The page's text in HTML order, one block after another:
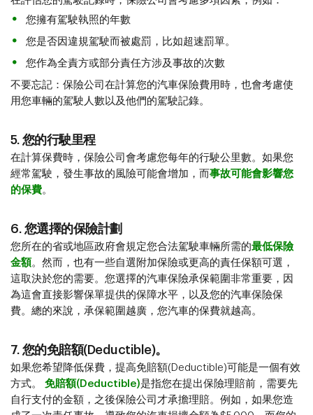
您擁有駕駛執照的年數
您是否因違規駕駛而被處罰，比如超速罰單。
您作為全責方或部分責任方涉及事故的次數
不要忘記：保險公司在計算您的汽車保險費用時，也會考慮使
用您車輛的駕駛人數以及他們的駕駛記錄。
5. 您的行駛里程
在計算保費時，保險公司會考慮您每年的行駛公里數。如果您
經常駕駛，發生事故的風險可能會增加，而事故可能會影響您
的保費。
6. 您選擇的保險計劃
您所在的省或地區政府會規定您合法駕駛車輛所需的最低保險
金額。然而，也有一些自選附加保險或更高的責任保額可選，
這取決於您的需要。您選擇的汽車保險承保範圍非常重要，因
為這會直接影響保單提供的保障水平，以及您的汽車保險保
費。總的來說，承保範圍越廣，您汽車的保費就越高。
7. 您的免賠額(Deductible)。
如果您希望降低保費，提高免賠額(Deductible)可能是一個有效
方式。 免賠額(Deductible)是指您在提出保險理賠前，需要先
自行支付的金額，之後保險公司才承擔理賠。例如，如果您造